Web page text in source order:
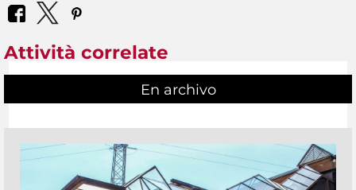
Attività correlate
En archivo